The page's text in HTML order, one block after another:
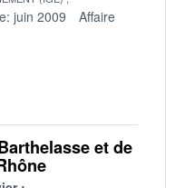
juin 2009
Affaire
et de